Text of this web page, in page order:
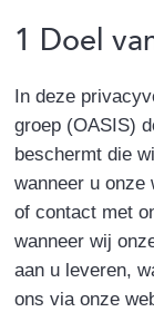
1 Doel
In deze
groep (OASIS)
beschermt die
wanneer u onze
of contact met
wanneer wij
aan u leveren,
ons via onze